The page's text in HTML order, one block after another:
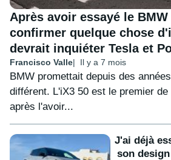
Après avoir essayé le
confirmer quelque chose
devrait inquiéter Tesla et
Francisco Valle Il y a 7 mois
BMW promettait depuis des
différent. L'iX3 50 est le premier
après l'avoir...
J'ai déjà
son